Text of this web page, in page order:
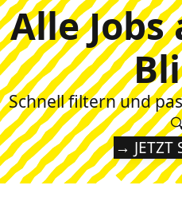
Alle
Schnell filtern und
→ JETZT